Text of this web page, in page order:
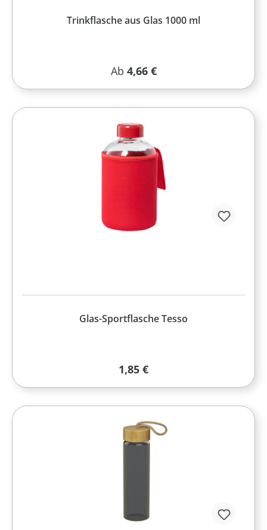
Trinkflasche aus Glas 1000 ml
Regulärer Preis:
Ab 4,66 €
Glas-Sportflasche Tesso
Regulärer Preis:
1,85 €